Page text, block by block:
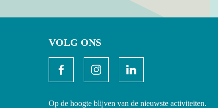
VOLG ONS
Op de hoogte blijven van de nieuwste activiteiten.